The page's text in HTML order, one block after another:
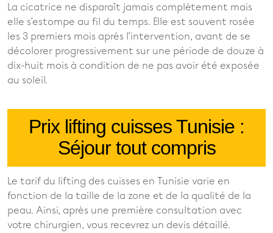
La cicatrice ne disparaît jamais complètement mais
elle s’estompe au fil du temps. Elle est souvent rosée
les 3 premiers mois après l’intervention, avant de se
décolorer progressivement sur une période de douze à
dix-huit mois à condition de ne pas avoir été exposée
au soleil.
Prix lifting cuisses Tunisie :
Séjour tout compris
Le tarif du lifting des cuisses en Tunisie varie en
fonction de la taille de la zone et de la qualité de la
peau. Ainsi, après une première consultation avec
votre chirurgien, vous recevrez un devis détaillé.